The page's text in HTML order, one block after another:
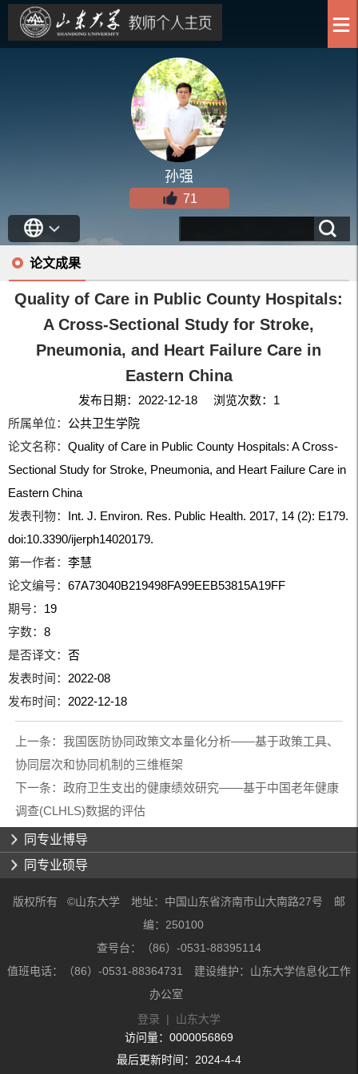
孙强
71
论文成果
Quality of Care in Public County Hospitals:
A Cross-Sectional Study for Stroke,
Pneumonia, and Heart Failure Care in
Eastern China
发布日期：2022-12-18 浏览次数： 1
所属单位： 公共卫生学院
论文名称：Quality of Care in Public County Hospitals: A Cross-
Sectional Study for Stroke, Pneumonia, and Heart Failure Care in
Eastern China
发表刊物： Int. J. Environ. Res. Public Health. 2017, 14 (2): E179.
doi:10.3390/ijerph14020179.
第一作者：李慧
论文编号：67A73040B219498FA99EEB53815A19FF
期号： 19
字数：8
是否译文：否
发表时间： 2022-08
发布时间： 2022-12-18
上一条： 我国医防协同政策文本量化分析——基于政策工具、
协同层次和协同机制的三维框架
下一条： 政府卫生支出的健康绩效研究——基于中国老年健康
调查(CLHLS)数据的评估
同专业博导
同专业硕导
版权所有 ©山东大学 地址：中国山东省济南市山大南路27号 邮
编：250100
查号台：（86）-0531-88395114
值班电话：（86）-0531-88364731 建设维护：山东大学信息化工作
办公室
登录 | 山东大学
访问量： 0000056869
最后更新时间： 2024-4-4